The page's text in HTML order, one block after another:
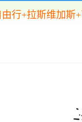
行+拉斯维加